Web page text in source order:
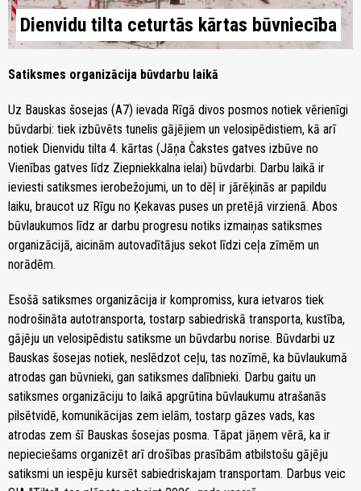
Dienvidu tilta ceturtās kārtas būvniecība
Satiksmes organizācija būvdarbu laikā
Uz Bauskas šosejas (A7) ievada Rīgā divos posmos notiek vērienīgi
būvdarbi: tiek izbūvēts tunelis gājējiem un velosipēdistiem, kā arī
notiek Dienvidu tilta 4. kārtas (Jāņa Čakstes gatves izbūve no
Vienības gatves līdz Ziepniekkalna ielai) būvdarbi. Darbu laikā ir
ieviesti satiksmes ierobežojumi, un to dēļ ir jārēķinās ar papildu
laiku, braucot uz Rīgu no Ķekavas puses un pretējā virzienā. Abos
būvlaukumos līdz ar darbu progresu notiks izmaiņas satiksmes
organizācijā, aicinām autovadītājus sekot līdzi ceļa zīmēm un
norādēm.
Esošā satiksmes organizācija ir kompromiss, kura ietvaros tiek
nodrošināta autotransporta, tostarp sabiedriskā transporta, kustība,
gājēju un velosipēdistu satiksme un būvdarbu norise. Būvdarbi uz
Bauskas šosejas notiek, neslēdzot ceļu, tas nozīmē, ka būvlaukumā
atrodas gan būvnieki, gan satiksmes dalībnieki. Darbu gaitu un
satiksmes organizāciju to laikā apgrūtina būvlaukumu atrašanās
pilsētvidē, komunikācijas zem ielām, tostarp gāzes vads, kas
atrodas zem šī Bauskas šosejas posma. Tāpat jāņem vērā, ka ir
nepieciešams organizēt arī drošības prasībām atbilstošu gājēju
satiksmi un iespēju kursēt sabiedriskajam transportam. Darbus veic